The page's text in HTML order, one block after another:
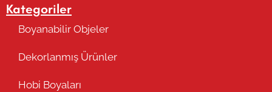
Kategoriler
Boyanabilir Objeler
Dekorlanmış Ürünler
Hobi Boyaları